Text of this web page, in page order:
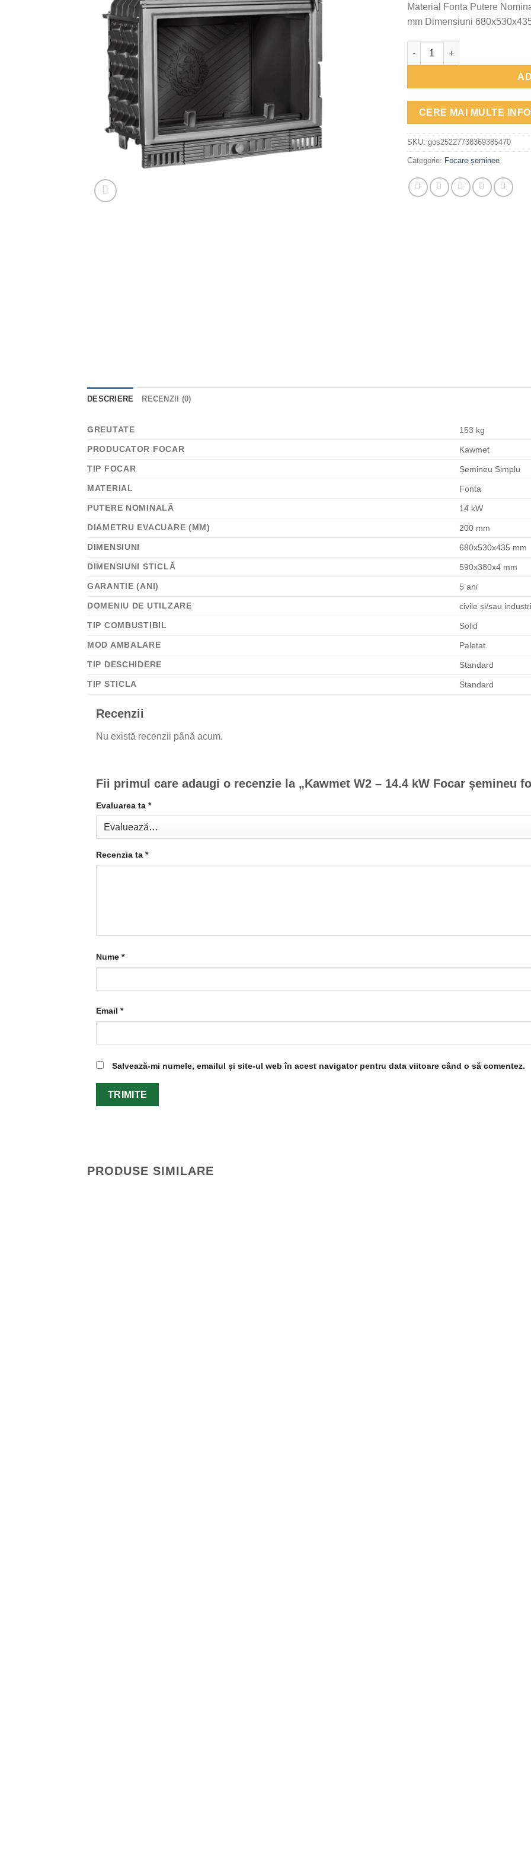
Material Fonta Putere
mm Dimensiuni
Cantitate Kawmet W2 – 14.4
CERE MAI MULTE
SKU: gos25227738369385470
Categorie: Focare șeminee
DESCRIERE RECENZII (0)
GREUTATE
153 kg
PRODUCATOR FOCAR
Kawmet
TIP FOCAR
Șemineu Simplu
MATERIAL
Fonta
PUTERE NOMINALĂ
14 kW
DIAMETRU EVACUARE (MM)
200 mm
DIMENSIUNI
680x530x435 mm
DIMENSIUNI STICLĂ
590x380x4 mm
GARANTIE (ANI)
5 ani
DOMENIU DE UTILZARE
civile și/sau
TIP COMBUSTIBIL
Solid
MOD AMBALARE
Paletat
TIP DESCHIDERE
Standard
TIP STICLA
Standard
Recenzii
Nu există recenzii până acum.
Fii primul care adaugi o recenzie la „Kawmet W2 – 14.4 kW Focar șemineu
Evaluarea ta *
Recenzia ta *
Nume *
Email *
Salvează-mi numele, emailul și site-ul web în acest navigator pentru data viitoare când o să comentez.
PRODUSE SIMILARE